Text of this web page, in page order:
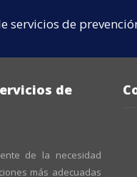
servicios de
de
de la necesidad
más adecuadas